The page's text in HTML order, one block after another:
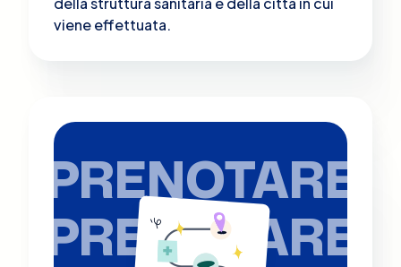
viene effettuata.
PRENOTARE
PRENOTARE